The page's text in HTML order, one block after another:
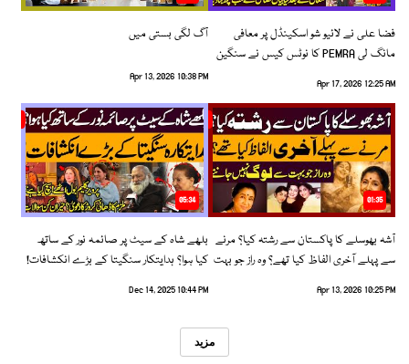
فضا علی نے لائیو شو اسکینڈل پر معافی
مانگ لی PEMRA کا نوٹس کیس نے سنگین
Apr 17, 2026 12:25 AM
آگ لگی بستی میں
Apr 13, 2026 10:38 PM
01:35
آشہ بھوسلے کا پاکستان سے رشتہ کیا؟ مرنے
سے پہلے آخری الفاظ کیا تھے؟ وہ راز جو بہت
Apr 13, 2026 10:25 PM
05:34
بلھے شاہ کے سیٹ پر صائمہ نور کے ساتھ
کیا ہوا؟ ہدایتکار سنگیتا کے بڑے انکشافات!
Dec 14, 2025 10:44 PM
مزید